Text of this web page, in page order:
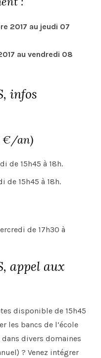
2017 au jeudi 07
au vendredi 08
infos
€/an)
de 15h45 à 18h.
de 15h45 à 18h.
de 17h30 à
appel aux
disponible de 15h45
les bancs de l’école
divers domaines
? Venez intégrer